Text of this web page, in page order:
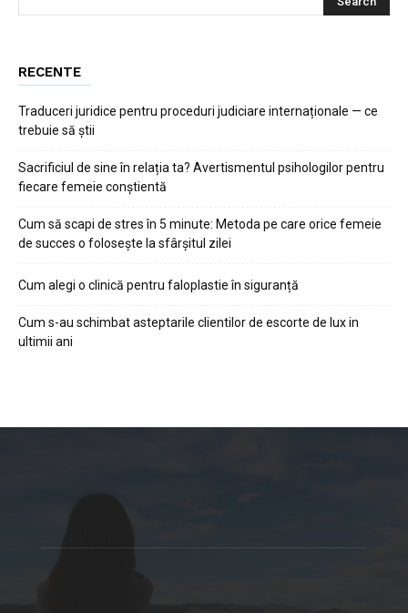
RECENTE
Traduceri juridice pentru proceduri judiciare internaționale — ce
trebuie să știi
Sacrificiul de sine în relația ta? Avertismentul psihologilor pentru
fiecare femeie conștientă
Cum să scapi de stres în 5 minute: Metoda pe care orice femeie
de succes o folosește la sfârșitul zilei
Cum alegi o clinică pentru faloplastie în siguranță
Cum s-au schimbat asteptarile clientilor de escorte de lux in
ultimii ani